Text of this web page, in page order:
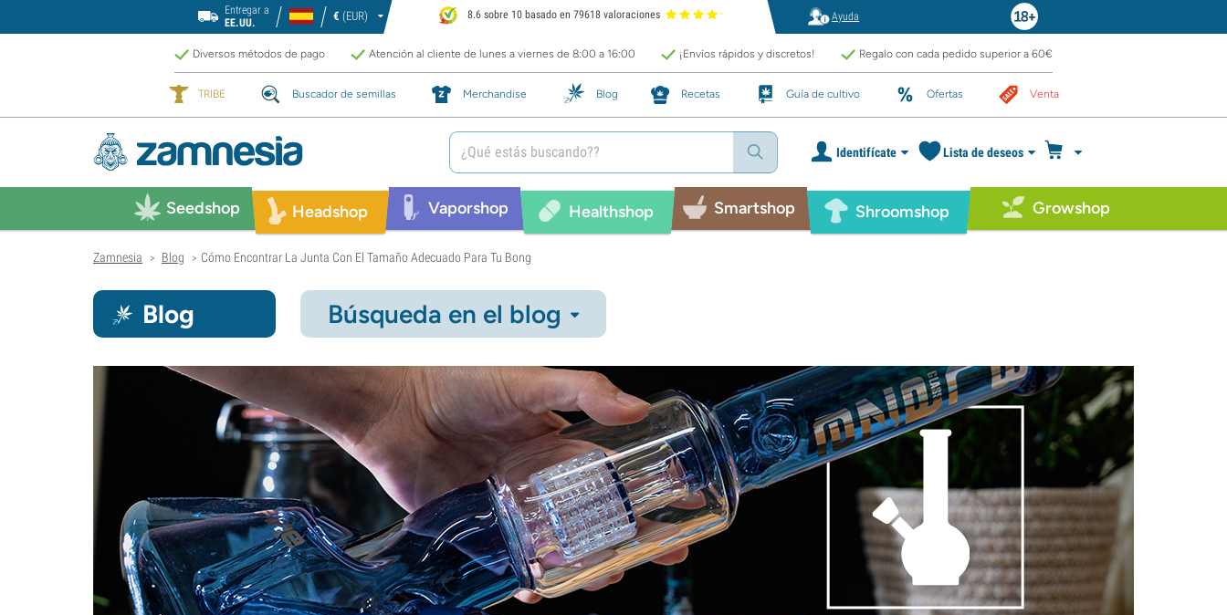
Entregar a
EE.UU.
€ (EUR) 8.6 sobre 10 basado en 79618 valoraciones Ayuda
Diversos métodos de pago Atención al cliente de lunes a viernes de 8:00 a 16:00 ¡Envíos rápidos y discretos! Regalo con cada pedido superior a 60€
TRIBE Buscador de semillas Merchandise Blog Recetas Guía de cultivo Ofertas Venta
Identifícate Lista de deseos
Seedshop Headshop Vaporshop Healthshop Smartshop Shroomshop Growshop
Zamnesia > Blog > Cómo Encontrar La Junta Con El Tamaño Adecuado Para Tu Bong
Blog Búsqueda en el blog